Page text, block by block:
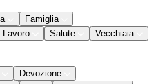
Famiglia
Lavoro Salute
Vecchiaia
Devozione